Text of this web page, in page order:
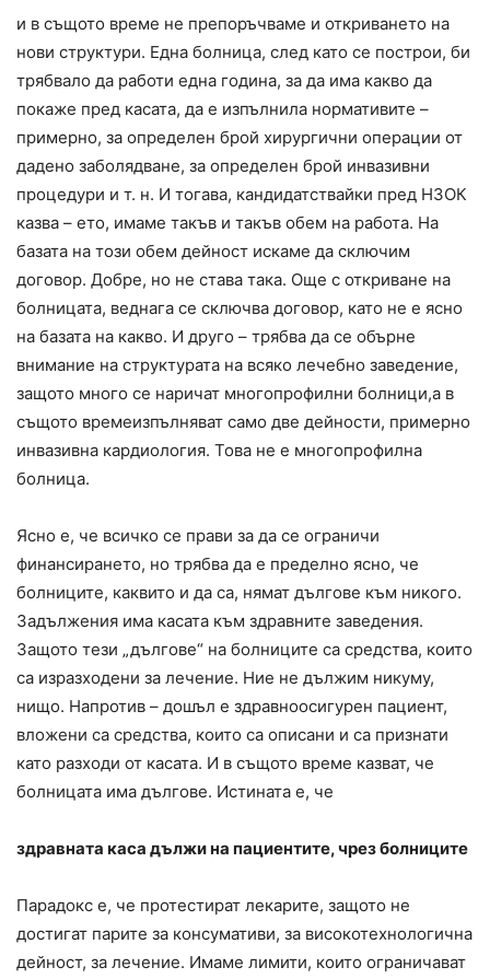
и в същото време не препоръчваме и откриването на
нови структури. Една болница, след като се построи, би
трябвало да работи една година, за да има какво да
покаже пред касата, да е изпълнила нормативите –
примерно, за определен брой хирургични операции от
дадено заболядване, за определен брой инвазивни
процедури и т. н. И тогава, кандидатствайки пред НЗОК
казва – ето, имаме такъв и такъв обем на работа. На
базата на този обем дейност искаме да сключим
договор. Добре, но не става така. Още с откриване на
болницата, веднага се сключва договор, като не е ясно
на базата на какво. И друго – трябва да се обърне
внимание на структурата на всяко лечебно заведение,
защото много се наричат многопрофилни болници,а в
същото времеизпълняват само две дейности, примерно
инвазивна кардиология. Това не е многопрофилна
болница.
Ясно е, че всичко се прави за да се ограничи
финансирането, но трябва да е пределно ясно, че
болниците, каквито и да са, нямат дългове към никого.
Задължения има касата към здравните заведения.
Защото тези „дългове“ на болниците са средства, които
са изразходени за лечение. Ние не дължим никуму,
нищо. Напротив – дошъл е здравноосигурен пациент,
вложени са средства, които са описани и са признати
като разходи от касата. И в същото време казват, че
болницата има дългове. Истината е, че
здравната каса дължи на пациентите, чрез болниците
Парадокс е, че протестират лекарите, защото не
достигат парите за консумативи, за високотехнологична
дейност, за лечение. Имаме лимити, които ограничават